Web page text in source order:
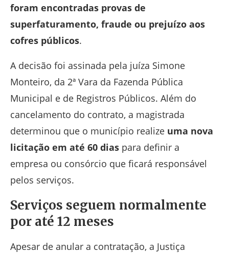
foram encontradas provas de
superfaturamento, fraude ou prejuízo aos
cofres públicos.
A decisão foi assinada pela juíza Simone
Monteiro, da 2ª Vara da Fazenda Pública
Municipal e de Registros Públicos. Além do
cancelamento do contrato, a magistrada
determinou que o município realize uma nova
licitação em até 60 dias para definir a
empresa ou consórcio que ficará responsável
pelos serviços.
Serviços seguem normalmente
por até 12 meses
Apesar de anular a contratação, a Justiça